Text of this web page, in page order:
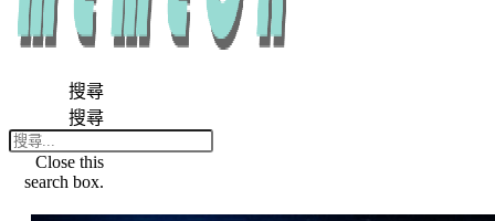
搜尋
搜尋
Close this
search box.